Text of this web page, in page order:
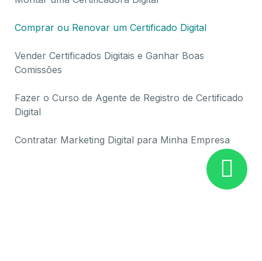
Comprar ou Renovar um Certificado Digital
Vender Certificados Digitais e Ganhar Boas
Comissões
Fazer o Curso de Agente de Registro de Certificado
Digital
Contratar Marketing Digital para Minha Empresa